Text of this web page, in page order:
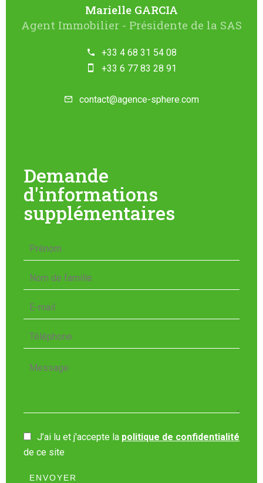
Marielle GARCIA
Agent Immobilier - Présidente de la SAS
+33 4 68 31 54 08
+33 6 77 83 28 91
contact@agence-sphere.com
Demande
d'informations
supplémentaires
J’ai lu et j'accepte la politique de confidentialité
de ce site
ENVOYER